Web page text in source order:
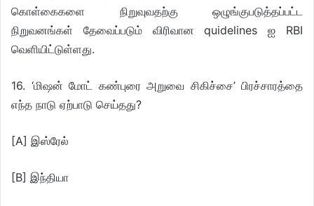
கொள்கைகளை நிறுவுவதற்கு ஒழுங்குபடுத்தப்பட்ட
நிறுவனங்கள் தேவைப்படும் விரிவான quidelines ஐ RBI
வெளியிட்டுள்ளது.
16. ‘மிஷன் மோட் கண்புரை அறுவை சிகிச்சை’ பிரச்சாரத்தை
எந்த நாடு ஏற்பாடு செய்தது?
[A] இஸ்ரேல்
[B] இந்தியா